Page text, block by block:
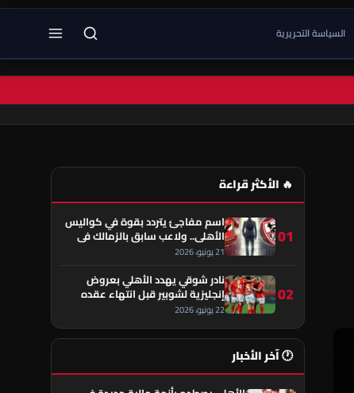
السياسة التحريرية
🔥 الأكثر قراءة
01
اسم مفاجئ يتردد بقوة في كواليس
الأهلي.. ولاعب سابق بالزمالك في
قلب الحكاية!
21 يونيو، 2026
02
نادر شوقي يهدد الأهلي بعروض
إنجليزية لشوبير قبل انتهاء عقده
22 يونيو، 2026
🕐 آخر الأخبار